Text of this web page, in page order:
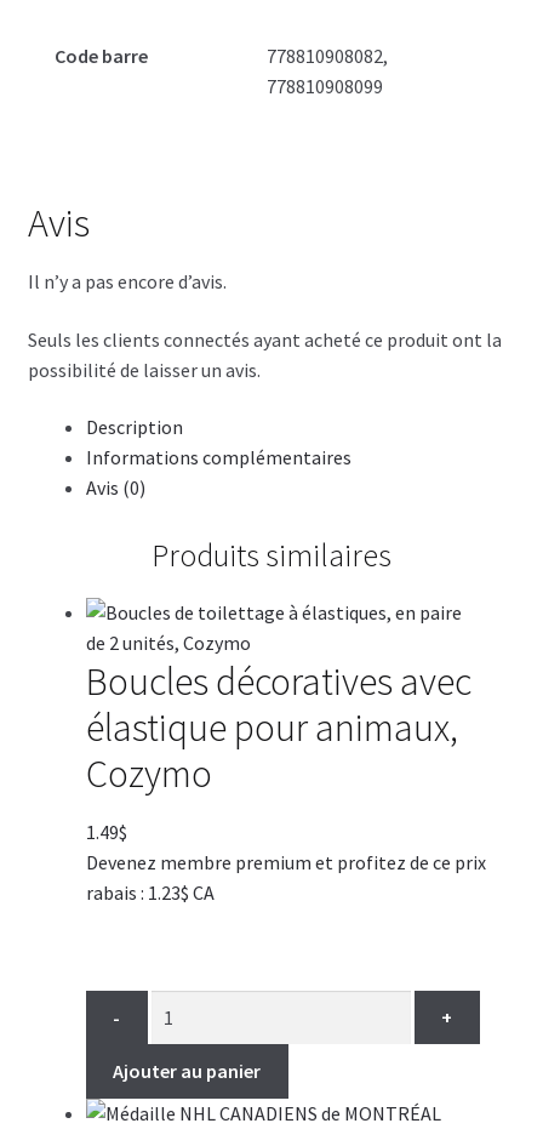
Code barre
778810908082,
778810908099
Avis
Il n’y a pas encore d’avis.
Seuls les clients connectés ayant acheté ce produit ont la
possibilité de laisser un avis.
Description
Informations complémentaires
Avis (0)
Produits similaires
Boucles décoratives avec
élastique pour animaux,
Cozymo
1.49$
Devenez membre premium et profitez de ce prix
rabais : 1.23$ CA
- +
Ajouter au panier